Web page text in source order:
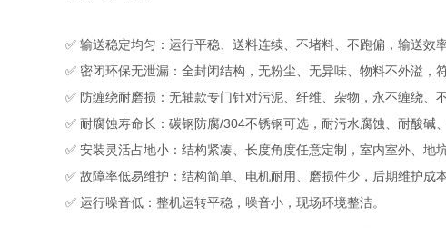
✅ 输送稳定均匀：运行平稳、送料连续、不堵料、不跑偏，输送效率
✅ 密闭环保无泄漏：全封闭结构，无粉尘、无异味、物料不外溢，
✅ 防缠绕耐磨损：无轴款专门针对污泥、纤维、杂物，永不缠绕、不
✅ 耐腐蚀寿命长：碳钢防腐/304不锈钢可选，耐污水腐蚀、耐酸碱
✅ 安装灵活占地小：结构紧凑、长度角度任意定制，室内室外、地
✅ 故障率低易维护：结构简单、电机耐用、磨损件少，后期维护成本
✅ 运行噪音低：整机运转平稳，噪音小，现场环境整洁。